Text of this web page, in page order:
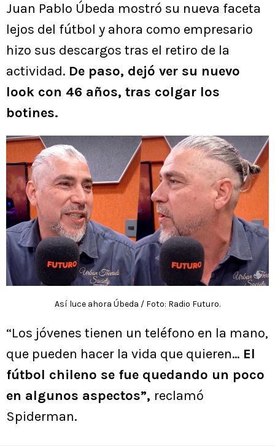
Juan Pablo Úbeda mostró su nueva faceta
lejos del fútbol y ahora como empresario
hizo sus descargos tras el retiro de la
actividad. De paso, dejó ver su nuevo
look con 46 años, tras colgar los
botines.
Así luce ahora Úbeda / Foto: Radio Futuro.
“Los jóvenes tienen un teléfono en la mano,
que pueden hacer la vida que quieren… El
fútbol chileno se fue quedando un poco
en algunos aspectos”, reclamó
Spiderman.